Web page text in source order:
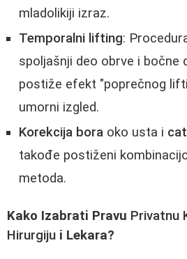
mladolikiji izraz.
Temporalni lifting:
spoljašnji deo obrve i bočne
postiže efekt "poprečnog
umorni izgled.
Korekcija bora oko usta i
takođe postiženi
metoda.
Kako Izabrati Pravu Privatnu
Hirurgiju i Lekara?